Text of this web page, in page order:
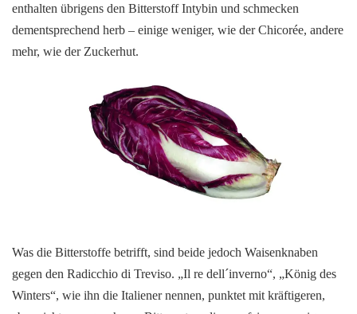
enthalten übrigens den Bitterstoff Intybin und schmecken
dementsprechend herb – einige weniger, wie der Chicorée, andere
mehr, wie der Zuckerhut.
Was die Bitterstoffe betrifft, sind beide jedoch Waisenknaben
gegen den Radicchio di Treviso. „Il re dell´inverno“, „König des
Winters“, wie ihn die Italiener nennen, punktet mit kräftigeren,